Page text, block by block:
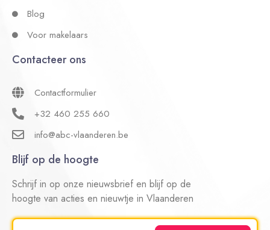
Blog
Voor makelaars
Contacteer ons
Contactformulier
+32 460 255 660
info@abc-vlaanderen.be
Blijf op de hoogte
Schrijf in op onze nieuwsbrief en blijf op de
hoogte van acties en nieuwtje in Vlaanderen